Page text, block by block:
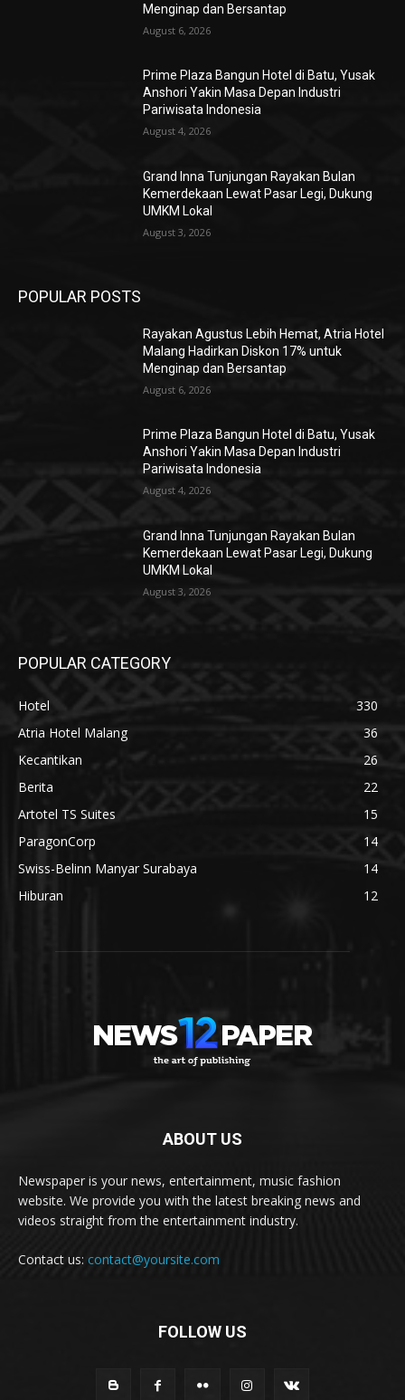
Menginap dan Bersantap
August 6, 2026
Prime Plaza Bangun Hotel di Batu, Yusak
Anshori Yakin Masa Depan Industri
Pariwisata Indonesia
August 4, 2026
Grand Inna Tunjungan Rayakan Bulan
Kemerdekaan Lewat Pasar Legi, Dukung
UMKM Lokal
August 3, 2026
POPULAR POSTS
Rayakan Agustus Lebih Hemat, Atria Hotel
Malang Hadirkan Diskon 17% untuk
Menginap dan Bersantap
August 6, 2026
Prime Plaza Bangun Hotel di Batu, Yusak
Anshori Yakin Masa Depan Industri
Pariwisata Indonesia
August 4, 2026
Grand Inna Tunjungan Rayakan Bulan
Kemerdekaan Lewat Pasar Legi, Dukung
UMKM Lokal
August 3, 2026
POPULAR CATEGORY
Hotel
330
Atria Hotel Malang
36
Kecantikan
26
Berita
22
Artotel TS Suites
15
ParagonCorp
14
Swiss-Belinn Manyar Surabaya
14
Hiburan
12
ABOUT US
Newspaper is your news, entertainment, music fashion
website. We provide you with the latest breaking news and
videos straight from the entertainment industry.
Contact us: contact@yoursite.com
FOLLOW US